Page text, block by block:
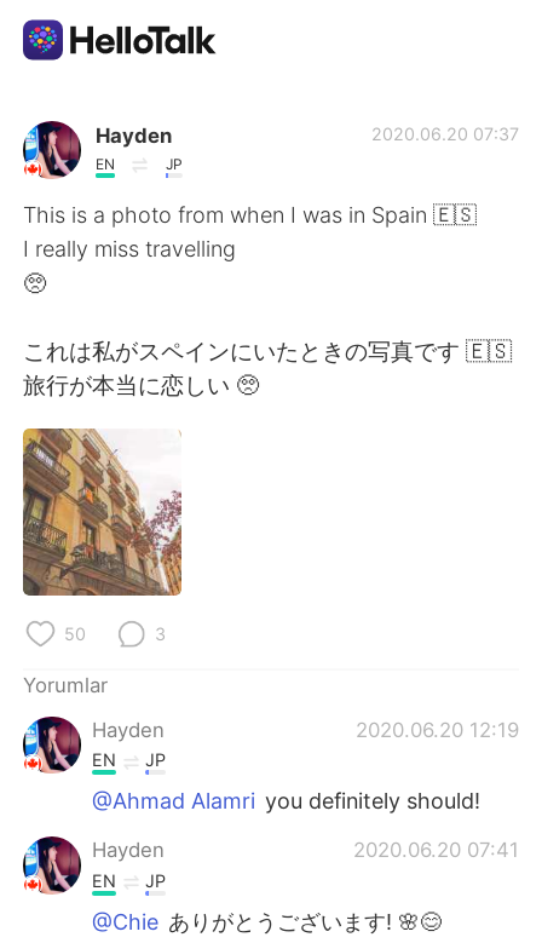
Dil Değişimi Uygulaması
AI Grammar Checker
Türkçe
English 简体中文
繁體中文
العربية
Deutsch
Italiano
Português
Hayden
EN JP
2020.06.20 07:37
This is a photo from when I was in Spain 🇪🇸
I really miss travelling
🥺
これは私がスペインにいたときの写真です 🇪🇸
旅行が本当に恋しい 🥺
50 3
Yorumlar
Hayden
2020.06.20 12:19
EN JP
@Ahmad Alamri you definitely should!
Hayden 2020.06.20 07:41
EN JP
@Chie ありがとうございます! 🌸😊